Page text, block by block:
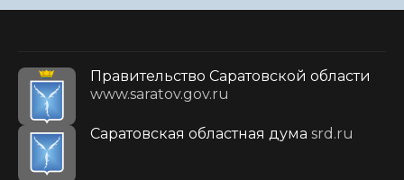
Правительство Саратовской области
www.saratov.gov.ru
Саратовская областная дума srd.ru